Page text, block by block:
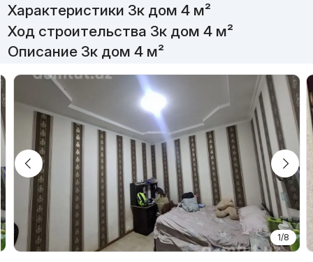
Характеристики 3к дом 4 м²
Ход строительства 3к дом 4 м²
Описание 3к дом 4 м²
1/8